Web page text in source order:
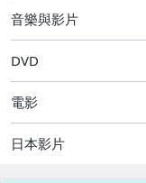
音樂與影片
DVD
電影
日本影片